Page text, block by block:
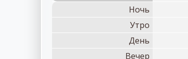
Ночь
Утро
День
Вечер